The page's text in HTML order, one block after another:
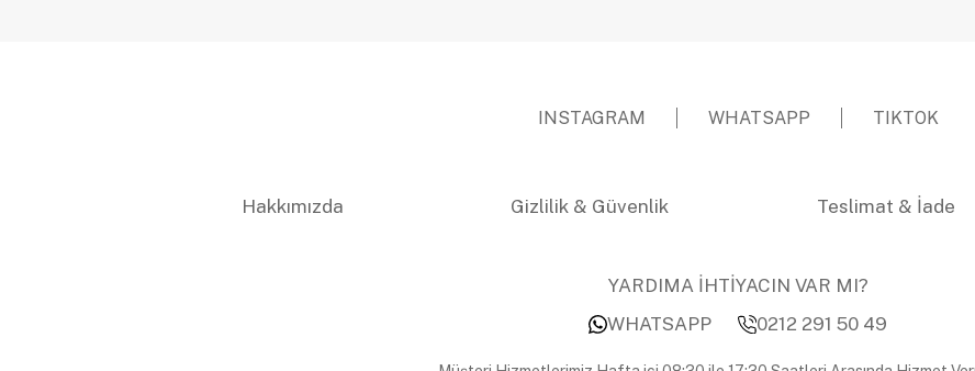
INSTAGRAM WHATSAPP TIKTOK
Hakkımızda Gizlilik & Güvenlik Teslimat & İade
YARDIMA İHTİYACIN VAR MI?
WHATSAPP
0212 291 50 49